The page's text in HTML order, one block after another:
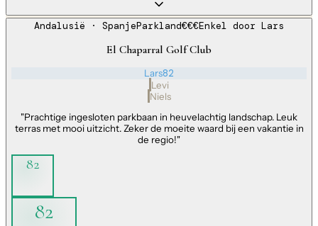
Andalusië · SpanjeParkland€€€Enkel door Lars
El Chaparral Golf Club
Lars82
Levi
Niels
"Prachtige ingesloten parkbaan in heuvelachtig landschap. Leuk
terras met mooi uitzicht. Zeker de moeite waard bij een vakantie in
de regio!"
82
82